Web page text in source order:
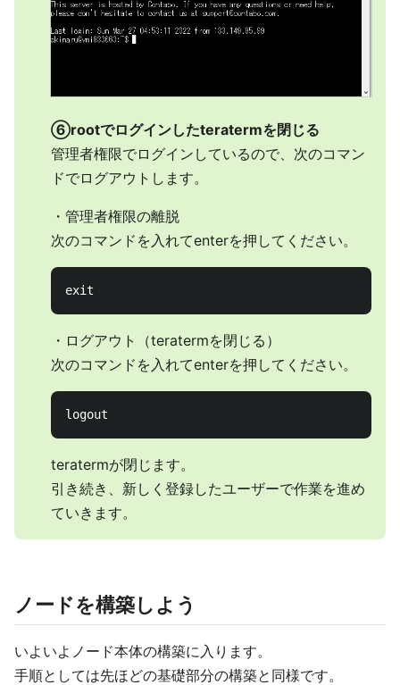
⑥rootでログインしたteratermを閉じる
管理者権限でログインしているので、次のコマン
ドでログアウトします。
・管理者権限の離脱
次のコマンドを入れてenterを押してください。
・ログアウト（teratermを閉じる）
次のコマンドを入れてenterを押してください。
teratermが閉じます。
引き続き、新しく登録したユーザーで作業を進め
ていきます。
ノードを構築しよう
いよいよノード本体の構築に入ります。
手順としては先ほどの基礎部分の構築と同様です。